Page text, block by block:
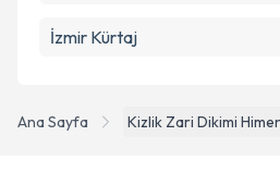
Ana Sayfa Kizlik Zari Dikimi
İzmir Kürtaj